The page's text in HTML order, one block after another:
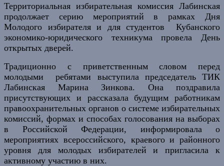
Территориальная избирательная комиссия Лабинская
продолжает серию мероприятий в рамках Дня
Молодого избирателя и для студентов Кубанского
экономико-юридического техникума провела День
открытых дверей.
Традиционно с приветственным словом перед
молодыми ребятами выступила председатель ТИК
Лабинская Марина Зинкова. Она поздравила
присутствующих и рассказала будущим работникам
правоохранительных органов о системе избирательных
комиссий, формах и способах голосования на выборах
в Российской Федерации, информировала о
мероприятиях всероссийского, краевого и районного
уровня для молодых избирателей и пригласила к
активному участию в них.